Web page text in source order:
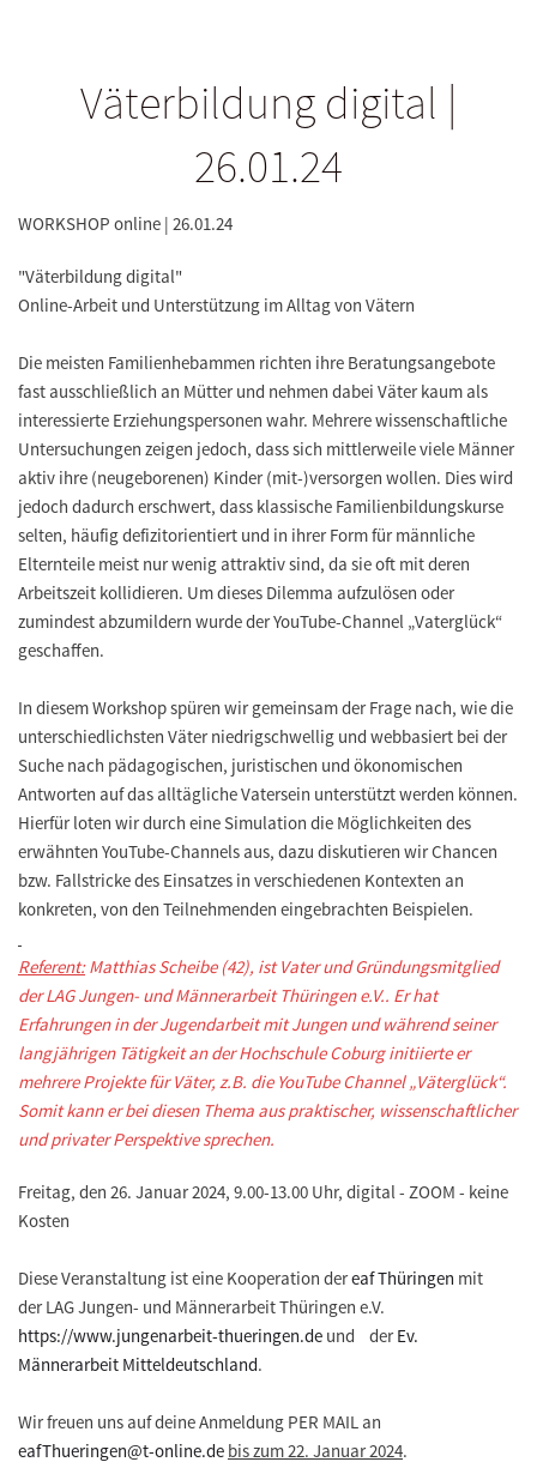
Väterbildung digital |
26.01.24
WORKSHOP online | 26.01.24
"Väterbildung digital"
Online-Arbeit und Unterstützung im Alltag von Vätern
Die meisten Familienhebammen richten ihre Beratungsangebote
fast ausschließlich an Mütter und nehmen dabei Väter kaum als
interessierte Erziehungspersonen wahr. Mehrere wissenschaftliche
Untersuchungen zeigen jedoch, dass sich mittlerweile viele Männer
aktiv ihre (neugeborenen) Kinder (mit-)versorgen wollen. Dies wird
jedoch dadurch erschwert, dass klassische Familienbildungskurse
selten, häufig defizitorientiert und in ihrer Form für männliche
Elternteile meist nur wenig attraktiv sind, da sie oft mit deren
Arbeitszeit kollidieren. Um dieses Dilemma aufzulösen oder
zumindest abzumildern wurde der YouTube-Channel „Vaterglück“
geschaffen.
In diesem Workshop spüren wir gemeinsam der Frage nach, wie die
unterschiedlichsten Väter niedrigschwellig und webbasiert bei der
Suche nach pädagogischen, juristischen und ökonomischen
Antworten auf das alltägliche Vatersein unterstützt werden können.
Hierfür loten wir durch eine Simulation die Möglichkeiten des
erwähnten YouTube-Channels aus, dazu diskutieren wir Chancen
bzw. Fallstricke des Einsatzes in verschiedenen Kontexten an
konkreten, von den Teilnehmenden eingebrachten Beispielen.
Referent:Matthias Scheibe (42), ist Vater und Gründungsmitglied
der LAG Jungen- und Männerarbeit Thüringen e.V.. Er hat
Erfahrungen in der Jugendarbeit mit Jungen und während seiner
langjährigen Tätigkeit an der Hochschule Coburg initiierte er
mehrere Projekte für Väter, z.B. die YouTube Channel „Väterglück“.
Somit kann er bei diesen Thema aus praktischer, wissenschaftlicher
und privater Perspektive sprechen.
Freitag, den 26. Januar 2024, 9.00-13.00 Uhr, digital - ZOOM - keine
Kosten
Diese Veranstaltung ist eine Kooperation dereaf Thüringen mit
der LAG Jungen- und Männerarbeit Thüringen e.V.
https://www.jungenarbeit-thueringen.de und derEv.
Männerarbeit Mitteldeutschland.
Wir freuen uns auf deine Anmeldung PER MAIL an
eafThueringen@t-online.de bis zum 22. Januar 2024.